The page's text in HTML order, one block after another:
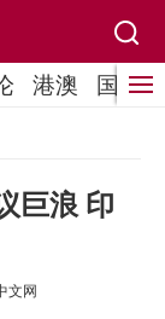
港澳 国际
巨浪 印
文网